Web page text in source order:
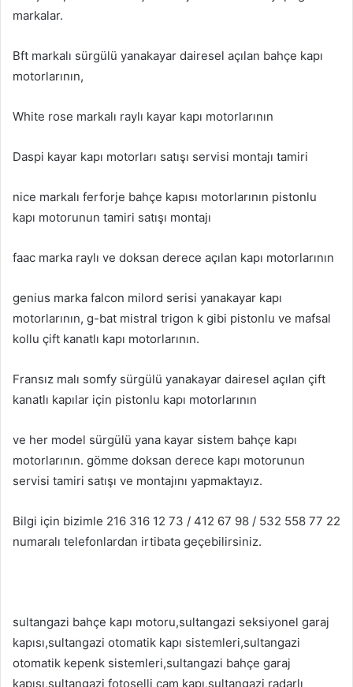
markalar.
Bft markalı sürgülü yanakayar dairesel açılan bahçe kapı
motorlarının,
White rose markalı raylı kayar kapı motorlarının
Daspi kayar kapı motorları satışı servisi montajı tamiri
nice markalı ferforje bahçe kapısı motorlarının pistonlu
kapı motorunun tamiri satışı montajı
faac marka raylı ve doksan derece açılan kapı motorlarının
genius marka falcon milord serisi yanakayar kapı
motorlarının, g-bat mistral trigon k gibi pistonlu ve mafsal
kollu çift kanatlı kapı motorlarının.
Fransız malı somfy sürgülü yanakayar dairesel açılan çift
kanatlı kapılar için pistonlu kapı motorlarının
ve her model sürgülü yana kayar sistem bahçe kapı
motorlarının. gömme doksan derece kapı motorunun
servisi tamiri satışı ve montajını yapmaktayız.
Bilgi için bizimle 216 316 12 73 / 412 67 98 / 532 558 77 22
numaralı telefonlardan irtibata geçebilirsiniz.
sultangazi bahçe kapı motoru,sultangazi seksiyonel garaj
kapısı,sultangazi otomatik kapı sistemleri,sultangazi
otomatik kepenk sistemleri,sultangazi bahçe garaj
kapısı,sultangazi fotoselli cam kapı,sultangazi radarlı